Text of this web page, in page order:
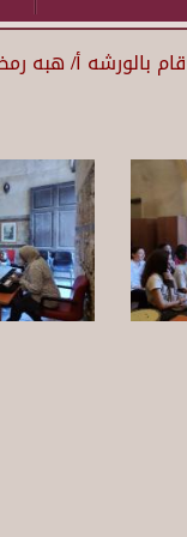
بالورشه أ/ هبه